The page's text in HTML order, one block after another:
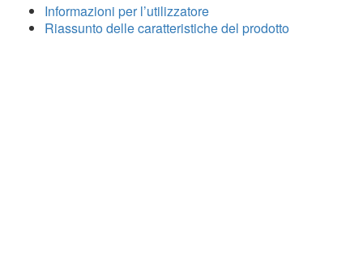
Informazioni per l’utilizzatore
Riassunto delle caratteristiche del prodotto